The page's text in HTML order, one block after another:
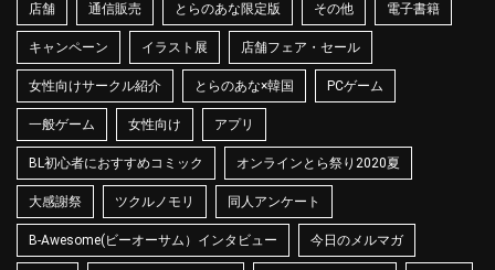
店舗 通信販売 とらのあな限定版 その他 電子書籍
キャンペーン イラスト展 店舗フェア・セール
女性向けサークル紹介 とらのあな×韓国 PCゲーム
一般ゲーム 女性向け アプリ
BL初心者におすすめコミック オンラインとら祭り2020夏
大感謝祭 ツクルノモリ 同人アンケート
B-Awesome(ビーオーサム）インタビュー 今日のメルマガ